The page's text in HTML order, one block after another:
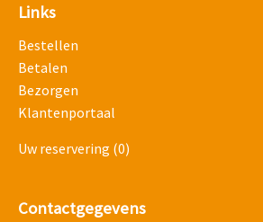
Links
Bestellen
Betalen
Bezorgen
Klantenportaal
Uw reservering (0)
Contactgegevens